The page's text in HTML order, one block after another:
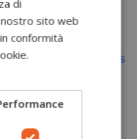
di
nostro sito web
conformità